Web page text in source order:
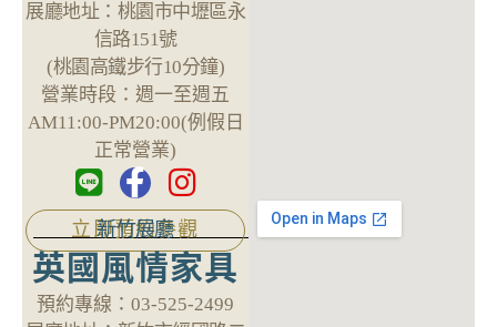
展廳地址： 桃園市中壢區永
信路151號
(桃園高鐵步行10分鐘)
營業時段： 週一至週五
AM11:00-PM20:00(例假日
正常營業)
立即預約參觀
新竹展廳
英國風情家具
預約專線： 03-525-2499